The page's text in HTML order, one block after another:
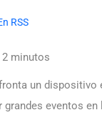
RSS
2 minutos
un
eventos